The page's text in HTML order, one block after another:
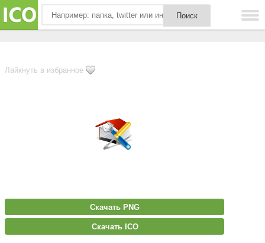
Лайкнуть в избранное
Скачать PNG
Скачать ICO